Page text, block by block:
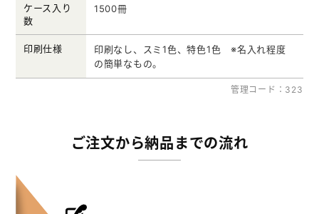
ケース入り
数
1500冊
印刷仕様
印刷なし、スミ1色、特色1色 ※名入れ程度
の簡単なもの。
管理コード：323
ご注文から納品までの流れ